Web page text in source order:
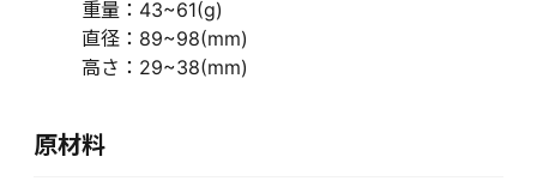
重量：43~61(g)
直径：89~98(mm)
高さ：29~38(mm)
原材料